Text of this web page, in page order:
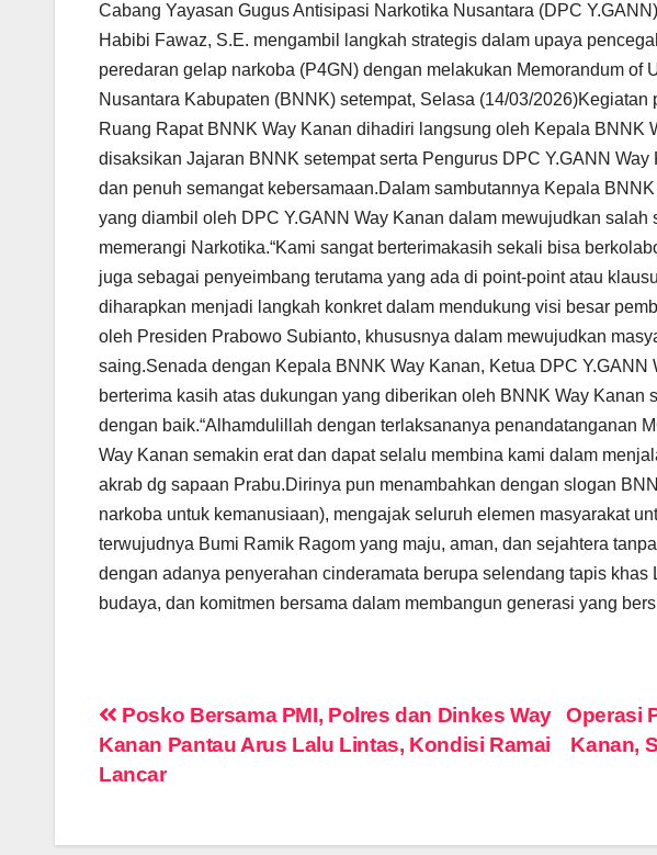
Cabang Yayasan Gugus Antisipasi Narkotika Nusantara (DPC
Habibi Fawaz, S.E. mengambil langkah strategis dalam upaya
peredaran gelap narkoba (P4GN) dengan melakukan Memorandum of
Nusantara Kabupaten (BNNK) setempat, Selasa (14/03/
Ruang Rapat BNNK Way Kanan dihadiri langsung oleh Kepala BNNK
disaksikan Jajaran BNNK setempat serta Pengurus DPC Y.GANN
dan penuh semangat kebersamaan.Dalam sambutannya Kepala
yang diambil oleh DPC Y.GANN Way Kanan dalam mewujudkan salah
memerangi Narkotika.“Kami sangat berterimakasih sekali bisa
juga sebagai penyeimbang terutama yang ada di point-point atau
diharapkan menjadi langkah konkret dalam mendukung visi besar
oleh Presiden Prabowo Subianto, khususnya dalam mewujudkan
saing.Senada dengan Kepala BNNK Way Kanan, Ketua DPC
berterima kasih atas dukungan yang diberikan oleh BNNK Way Kanan
dengan baik.“Alhamdulillah dengan terlaksananya penandatanganan
Way Kanan semakin erat dan dapat selalu membina kami dalam
akrab dg sapaan Prabu.Dirinya pun menambahkan dengan slogan
narkoba untuk kemanusiaan), mengajak seluruh elemen masyarakat
terwujudnya Bumi Ramik Ragom yang maju, aman, dan sejahtera
dengan adanya penyerahan cinderamata berupa selendang tapis
budaya, dan komitmen bersama dalam membangun generasi yang
Navigasi
pos
Operasi
Kanan,
Posko Bersama PMI, Polres dan Dinkes Way
Kanan Pantau Arus Lalu Lintas, Kondisi Ramai
Lancar